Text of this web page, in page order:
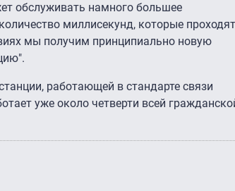
обслуживать намного большее
миллисекунд, которые проходят
мы получим принципиально новую
работающей в стандарте связи
уже около четверти всей